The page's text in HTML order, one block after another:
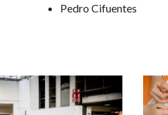
Pedro Cifuentes